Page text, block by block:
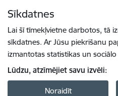
Sīkdatnes
Lai šī tīmekļvietne darbotos, tā
sīkdatnes. Ar Jūsu piekrišanu
izmantotas statistikas un
Lūdzu, atzīmējiet savu izvēli:
Noraidīt